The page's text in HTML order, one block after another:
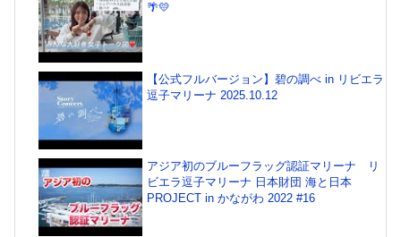
🌴💛
【公式フルバージョン】碧の調べ in リビエラ
逗子マリーナ 2025.10.12
アジア初のブルーフラッグ認証マリーナ リ
ビエラ逗子マリーナ 日本財団 海と日本
PROJECT in かながわ 2022 #16